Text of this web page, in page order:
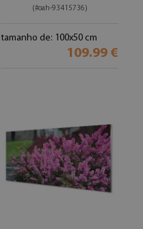
(#oah-93415736)
tamanho de: 100x50 cm
109.99 €